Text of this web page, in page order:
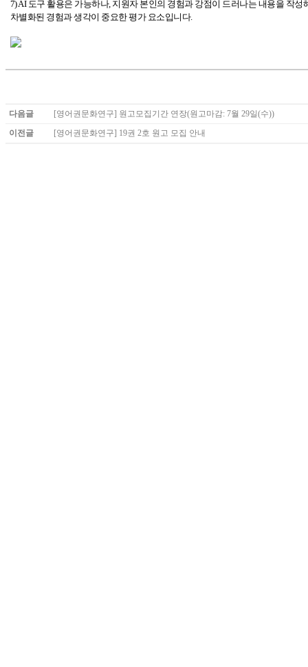
7) AI 도구 활용은 가능하나, 지원자 본인의 경험과 강점이 드러나는 내용을 작성
차별화된 경험과 생각이 중요한 평가 요소입니다.
다음글
[영어권문화연구] 원고모집기간 연장(원고마감: 7월 29일(수))
이전글
[영어권문화연구] 19권 2호 원고 모집 안내